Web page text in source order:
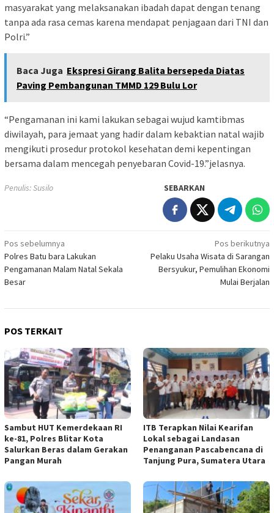
masyarakat yang melaksanakan ibadah dapat dengan tenang
tanpa ada rasa cemas karena mendapat penjagaan dari TNI dan
Polri.”
Baca Juga Ekspresi Girang Balita bersepeda Diatas
Paving Pembangunan TMMD 129 Bulu Lor
“Pengamanan ini kami lakukan sebagai wujud kamtibmas
diwilayah, para jemaat yang hadir dalam kebaktian natal wajib
mengikuti prosedur protokol kesehatan demi kepentingan
bersama dalam mencegah penyebaran Covid-19.”jelasnya.
Penulis: Susilo SEBARKAN
Navigasi
pos
Pos sebelumnya
Polres Batu bara Lakukan
Pengamanan Malam Natal Sekala
Besar
Pos berikutnya
Pelaku Usaha Wisata di Sarangan
Bersyukur, Pemulihan Ekonomi
Mulai Berjalan
POS TERKAIT
Sambut HUT Kemerdekaan RI
ke-81, Polres Blitar Kota
Salurkan Beras dalam Gerakan
Pangan Murah
ITB Terapkan Nilai Kearifan
Lokal sebagai Landasan
Penanganan Pascabencana di
Tanjung Pura, Sumatera Utara